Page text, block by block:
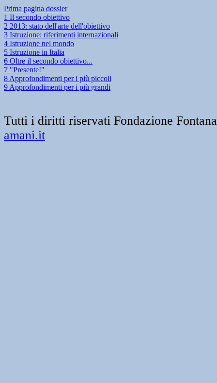
Prima pagina dossier
1 Il secondo obiettivo
2 2013: stato dell'arte dell'obiettivo
3 Istruzione: riferimenti internazionali
4 Istruzione nel mondo
5 Istruzione in Italia
6 Oltre il secondo obiettivo...
7 "Presente!"
8 Approfondimenti per i più piccoli
9 Approfondimenti per i più grandi
Tutti i diritti riservati Fondazione
amani.it